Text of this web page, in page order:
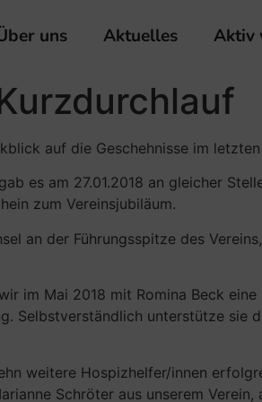
uns Aktuelles Aktiv
auf die Geschehnisse im letzten
es am 27.01.2018 an gleicher
zum Vereinsjubiläum.
an der Führungsspitze des
im Mai 2018 mit Romina Beck
Selbstverständlich unterstütze sie
weitere Hospizhelfer/innen
Schröter aus unserem